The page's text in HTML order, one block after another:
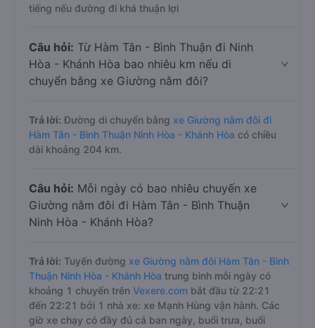
tiếng nếu đường đi khá thuận lợi
Câu hỏi: Từ Hàm Tân - Bình Thuận đi Ninh
Hòa - Khánh Hòa bao nhiêu km nếu di
chuyển bằng xe Giường nằm đôi?
Trả lời: Đường di chuyển bằng xe Giường nằm đôi đi
Hàm Tân - Bình Thuận Ninh Hòa - Khánh Hòa có chiều
dài khoảng 204 km.
Câu hỏi: Mỗi ngày có bao nhiêu chuyến xe
Giường nằm đôi đi Hàm Tân - Bình Thuận
Ninh Hòa - Khánh Hòa?
Trả lời: Tuyến đường xe Giường nằm đôi Hàm Tân - Bình
Thuận Ninh Hòa - Khánh Hòa trung bình mỗi ngày có
khoảng 1 chuyến trên Vexere.com bắt đầu từ 22:21
đến 22:21 bởi 1 nhà xe: xe Mạnh Hùng vận hành. Các
giờ xe chạy có đầy đủ cả ban ngày, buổi trưa, buổi